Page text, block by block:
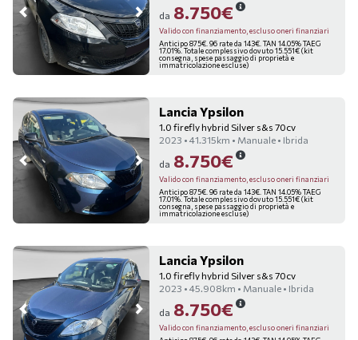
da 8.750€
Valido con finanziamento, escluso oneri finanziari
Anticipo 875€. 96 rate da 143€. TAN 14.05% TAEG
17.01%. Totale complessivo dovuto 15.551€ (kit
consegna, spese passaggio di proprietà e
immatricolazione escluse)
Lancia Ypsilon
1.0 firefly hybrid Silver s&s 70cv
2023 • 41.315km • Manuale • Ibrida
da 8.750€
Valido con finanziamento, escluso oneri finanziari
Anticipo 875€. 96 rate da 143€. TAN 14.05% TAEG
17.01%. Totale complessivo dovuto 15.551€ (kit
consegna, spese passaggio di proprietà e
immatricolazione escluse)
Lancia Ypsilon
1.0 firefly hybrid Silver s&s 70cv
2023 • 45.908km • Manuale • Ibrida
da 8.750€
Valido con finanziamento, escluso oneri finanziari